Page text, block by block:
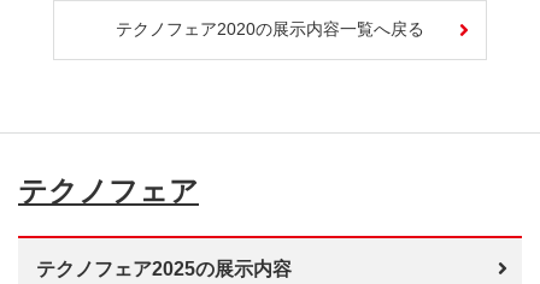
テクノフェア2020の展示内容一覧へ戻る
テクノフェア
テクノフェア2025の展示内容